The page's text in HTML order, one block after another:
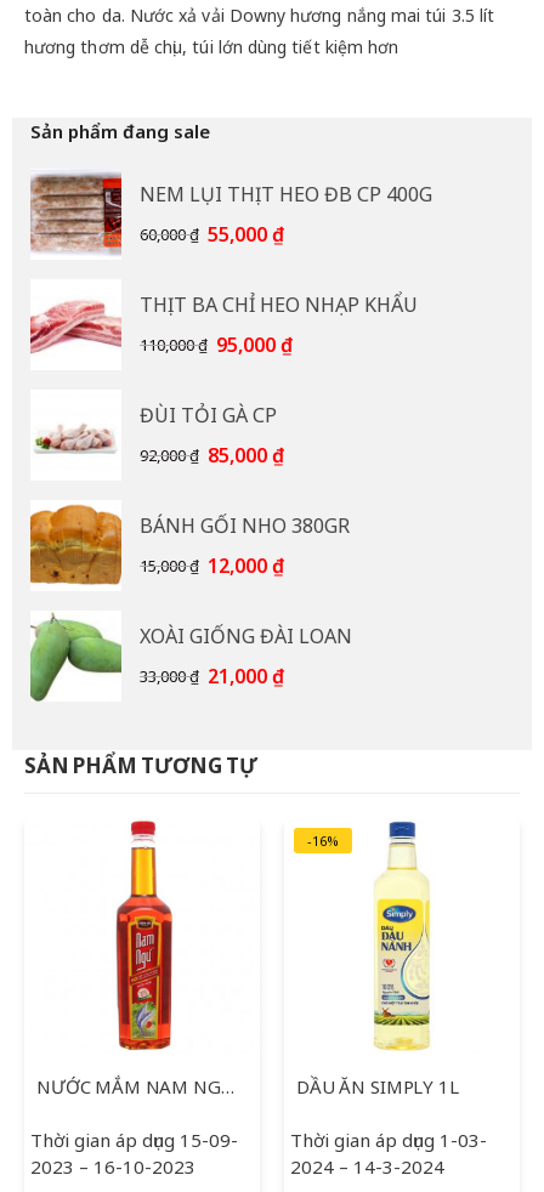
toàn cho da. Nước xả vải Downy hương nắng mai túi 3.5 lít
hương thơm dễ chịu, túi lớn dùng tiết kiệm hơn
Sản phẩm đang sale
NEM LỤI THỊT HEO ĐB CP 400G
60,000₫ Giá
60,000 ₫.
55,000₫Giá
là:
55,000 ₫.
THỊT BA CHỈ HEO NHẠP KHẨU
110,000₫ Giá
110,000 ₫.
95,000₫Giá
ĐÙI TỎI GÀ CP
92,000₫ Giá
92,000 ₫.
85,000₫Giá
là:
85,000 ₫.
BÁNH GỐI NHO 380GR
15,000₫ Giá
15,000 ₫.
12,000₫Giá
là:
12,000 ₫.
XOÀI GIỐNG ĐÀI LOAN
33,000₫ Giá
33,000 ₫.
21,000₫Giá
SẢN PHẨM TƯƠNG TỰ
NƯỚC MẮM NAM NGƯ 750ML
Thời gian áp dụng 15-09-
2023 – 16-10-2023
-16%
DẦU ĂN SIMPLY 1L
Thời gian áp dụng 1-03-
2024 – 14-3-2024